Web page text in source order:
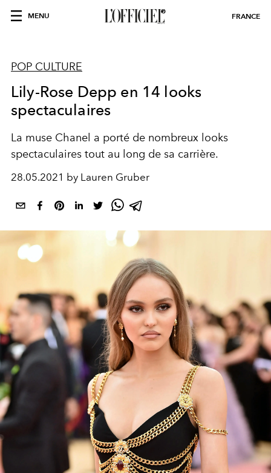
MENU FRANCE
POP CULTURE
Lily-Rose Depp en 14 looks
spectaculaires
La muse Chanel a porté de nombreux looks
spectaculaires tout au long de sa carrière.
28.05.2021 by Lauren Gruber